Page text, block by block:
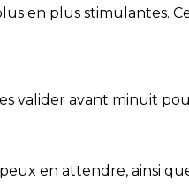
en plus stimulantes.
valider avant minuit
en attendre, ainsi